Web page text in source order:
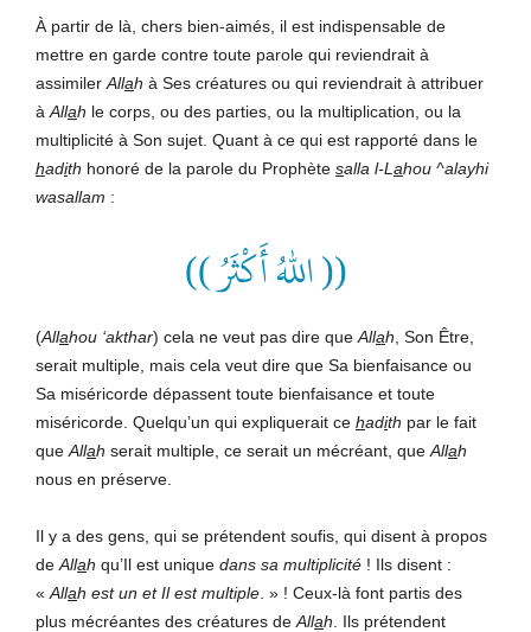
À partir de là, chers bien-aimés, il est indispensable de
mettre en garde contre toute parole qui reviendrait à
assimiler Allah à Ses créatures ou qui reviendrait à attribuer
à Allah le corps, ou des parties, ou la multiplication, ou la
multiplicité à Son sujet. Quant à ce qui est rapporté dans le
hadith honoré de la parole du Prophète salla l-L ahou ^alayhi
wasallam :
(( اللهُ أَكْثَرُ ))
(Allahou ‘akthar) cela ne veut pas dire que Allah , Son Être,
serait multiple, mais cela veut dire que Sa bienfaisance ou
Sa miséricorde dépassent toute bienfaisance et toute
miséricorde. Quelqu’un qui expliquerait ce hadith par le fait
que Allah serait multiple, ce serait un mécréant, que Allah
nous en préserve.
Il y a des gens, qui se prétendent soufis, qui disent à propos
de Allah qu’Il est unique dans sa multiplicité ! Ils disent :
« Allah est un et Il est multiple . » ! Ceux-là font partis des
plus mécréantes des créatures de Allah . Ils prétendent